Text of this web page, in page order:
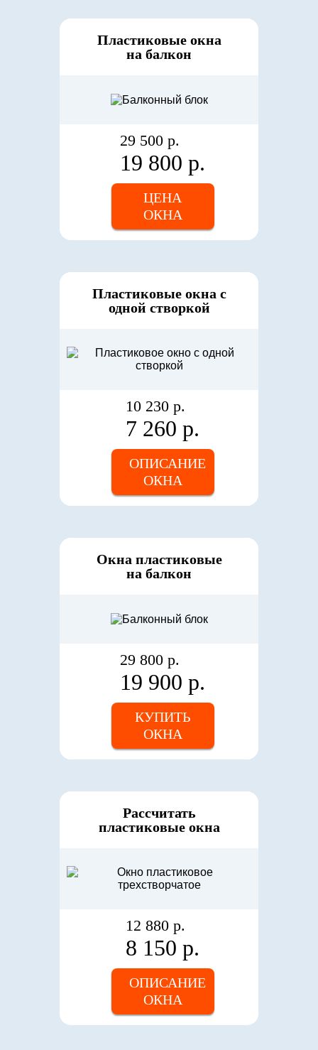
Пластиковые окна
на балкон
29 500 р.
19 800 р.
ЦЕНА
ОКНА
Пластиковые окна с
одной створкой
10 230 р.
7 260 р.
ОПИСАНИЕ
ОКНА
Окна пластиковые
на балкон
29 800 р.
19 900 р.
КУПИТЬ
ОКНА
Рассчитать
пластиковые окна
12 880 р.
8 150 р.
ОПИСАНИЕ
ОКНА